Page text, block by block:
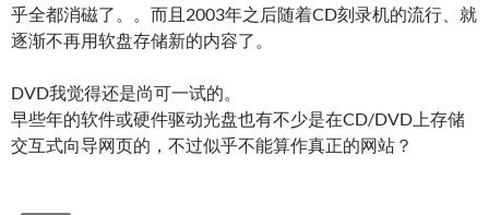
乎全都消磁了。。而且2003年之后随着CD刻录机的流行、就
逐渐不再用软盘存储新的内容了。
DVD我觉得还是尚可一试的。
早些年的软件或硬件驱动光盘也有不少是在CD/DVD上存储
交互式向导网页的，不过似乎不能算作真正的网站？